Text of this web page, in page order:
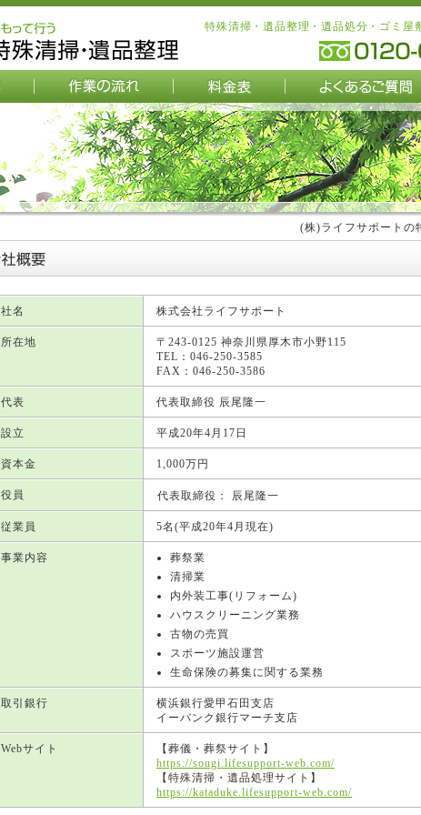
特殊清掃・遺品整理・遺品処分・ゴミ屋
(株)ライフサポートの
社名 株式会社ライフサポート
所在地
〒243-0125 神奈川県厚木市小野115
TEL：046-250-3585
FAX：046-250-3586
代表 代表取締役 辰尾隆一
設立 平成20年4月17日
資本金 1,000万円
役員 代表取締役： 辰尾隆一
従業員 5名(平成20年4月現在)
事業内容
葬祭業
清掃業
内外装工事(リフォーム)
ハウスクリーニング業務
古物の売買
スポーツ施設運営
生命保険の募集に関する業務
取引銀行
横浜銀行愛甲石田支店
イーバンク銀行マーチ支店
Webサイト
【葬儀・葬祭サイト】
https://sougi.lifesupport-web.com/
【特殊清掃・遺品処理サイト】
https://kataduke.lifesupport-web.com/